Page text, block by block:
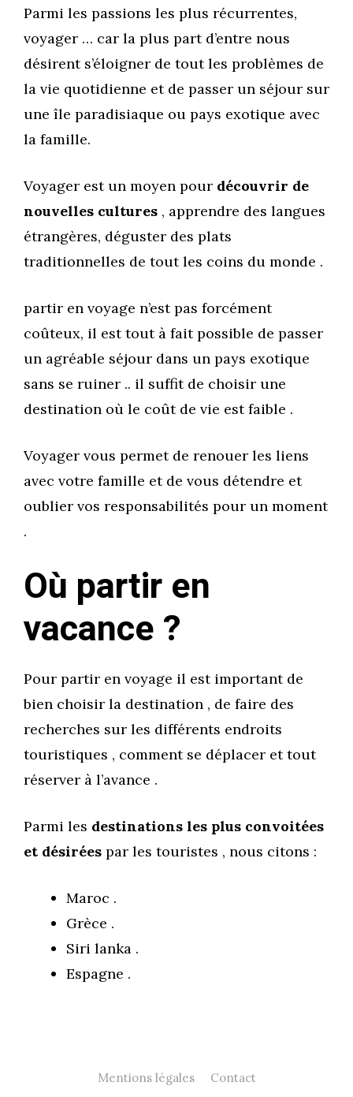
Parmi les passions les plus récurrentes,
voyager … car la plus part d’entre nous
désirent s’éloigner de tout les problèmes de
la vie quotidienne et de passer un séjour sur
une île paradisiaque ou pays exotique avec
la famille.
Voyager est un moyen pour découvrir de
nouvelles cultures , apprendre des langues
étrangères, déguster des plats
traditionnelles de tout les coins du monde .
partir en voyage n’est pas forcément
coûteux, il est tout à fait possible de passer
un agréable séjour dans un pays exotique
sans se ruiner .. il suffit de choisir une
destination où le coût de vie est faible .
Voyager vous permet de renouer les liens
avec votre famille et de vous détendre et
oublier vos responsabilités pour un moment
.
Où partir en
vacance ?
Pour partir en voyage il est important de
bien choisir la destination , de faire des
recherches sur les différents endroits
touristiques , comment se déplacer et tout
réserver à l’avance .
Parmi les destinations les plus convoitées
et désirées par les touristes , nous citons :
Maroc .
Grèce .
Siri lanka .
Espagne .
Mentions légales Contact